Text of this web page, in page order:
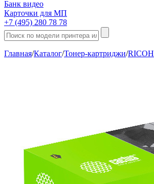
Банк видео
Карточки для МП
+7 (495) 280 78 78
Главная/Каталог/Тонер-картриджи/RICOH